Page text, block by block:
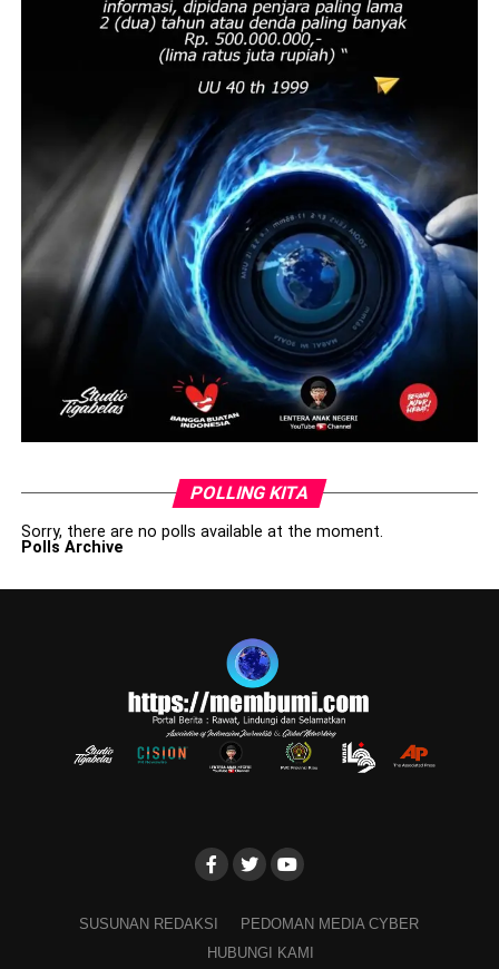
POLLING KITA
Sorry, there are no polls available at the moment.
Polls Archive
SUSUNAN REDAKSI
PEDOMAN MEDIA CYBER
HUBUNGI KAMI